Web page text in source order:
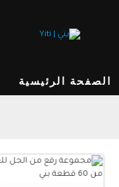
الصفحة الرئيسية